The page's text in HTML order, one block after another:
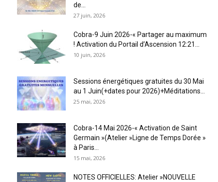
de...
27 juin, 2026
Cobra-9 Juin 2026-« Partager au maximum
! Activation du Portail d’Ascension 12:21...
10 juin, 2026
Sessions énergétiques gratuites du 30 Mai
au 1 Juin(+dates pour 2026)+Méditations...
25 mai, 2026
Cobra-14 Mai 2026-« Activation de Saint
Germain »(Atelier »Ligne de Temps Dorée »
à Paris...
15 mai, 2026
NOTES OFFICIELLES: Atelier »NOUVELLE